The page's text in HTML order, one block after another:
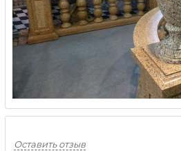
Оставить отзыв